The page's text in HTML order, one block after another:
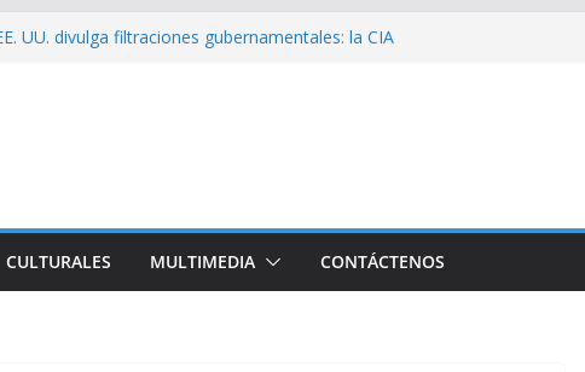
UU. divulga filtraciones gubernamentales: la CIA
para el país
Cossío sobre EE. UU.: ¿Será real el miedo?
CULTURALES MULTIMEDIA CONTÁCTENOS